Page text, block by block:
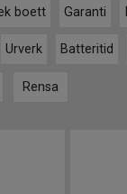
boett Garanti
Urverk Batteritid
Rensa